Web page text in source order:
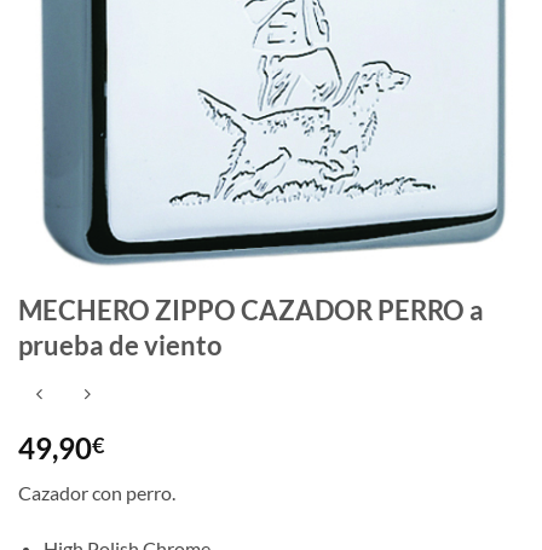
MECHERO ZIPPO CAZADOR PERRO a
prueba de viento
49,90€
Cazador con perro.